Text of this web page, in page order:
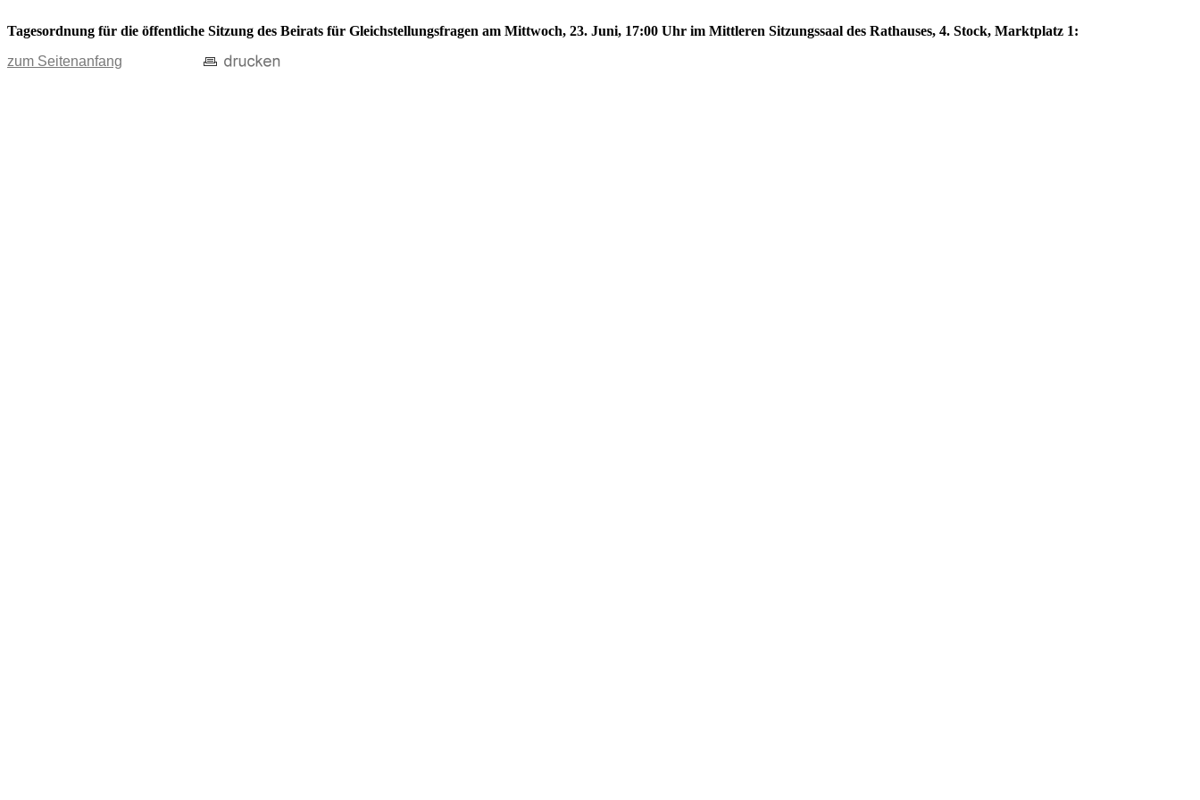
Tagesordnung für die öffentliche Sitzung des Beirats für Gleichstellungsfragen am Mittwoch, 23. Juni, 17:00 Uhr im Mittleren Sitzungssaal des Rathauses, 4. Stock, Marktplatz 1:
zum Seitenanfang